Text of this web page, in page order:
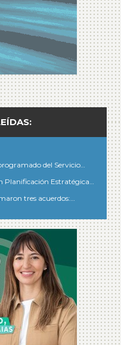
del Servicio…
Estratégica…
tres acuerdos:…